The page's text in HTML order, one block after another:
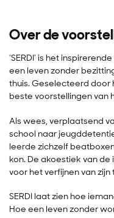
Over de
'SERDI' is het
een leven zonder
thuis. Geselecteerd door
beste voorstellingen van
Als wees, verplaatsend
school naar
leerde zichzelf
kon. De akoestiek van
voor het verfijnen van zijn
SERDI laat zien hoe
Hoe een leven zonder